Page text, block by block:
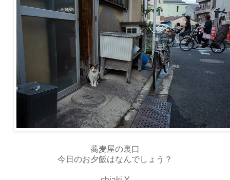
蕎麦屋の裏口
今日のお夕飯はなんでしょう？